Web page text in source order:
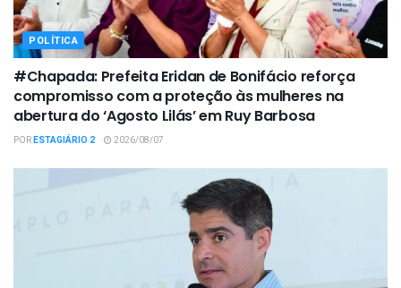
POLÍTICA
#Chapada: Prefeita Eridan de Bonifácio reforça
compromisso com a proteção às mulheres na
abertura do ‘Agosto Lilás’ em Ruy Barbosa
PORESTAGIÁRIO 2 2026/08/07